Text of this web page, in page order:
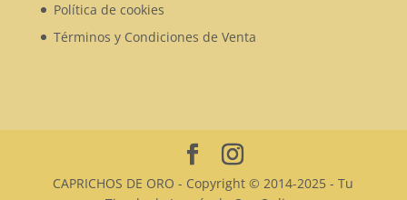
Política de cookies
Términos y Condiciones de Venta
CAPRICHOS DE ORO - Copyright © 2014-2025 - Tu